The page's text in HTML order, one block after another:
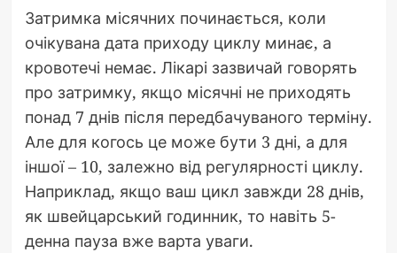
Затримка місячних починається, коли
очікувана дата приходу циклу минає, а
кровотечі немає. Лікарі зазвичай говорять
про затримку, якщо місячні не приходять
понад 7 днів після передбачуваного терміну.
Але для когось це може бути 3 дні, а для
іншої – 10, залежно від регулярності циклу.
Наприклад, якщо ваш цикл завжди 28 днів,
як швейцарський годинник, то навіть 5-
денна пауза вже варта уваги.